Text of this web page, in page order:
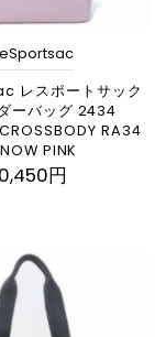
レスポートサック
ーバッグ 2434
RA34
PINK
円